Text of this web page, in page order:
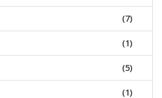
(7)
(1)
(5)
(1)